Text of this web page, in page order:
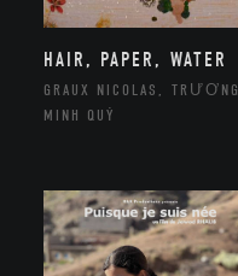
HAIR, PAPER, WATER
GRAUX NICOLAS, TRƯƠNG
MINH QUÝ